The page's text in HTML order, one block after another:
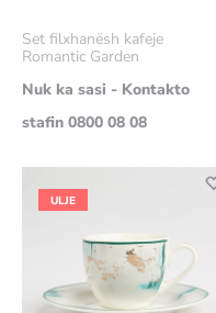
shumë
Set filxhanësh kafeje
Romantic Garden
Nuk ka sasi - Kontakto
stafin 0800 08 08
ULJE